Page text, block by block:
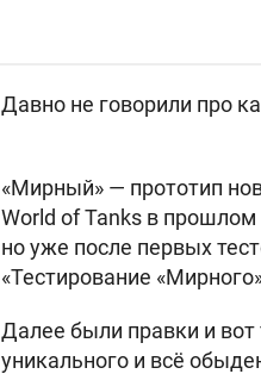
Давно не говорили про
«Мирный» — прототип
World of Tanks в
но уже после первых
«Тестирование
Далее были правки и вот
уникального и всё